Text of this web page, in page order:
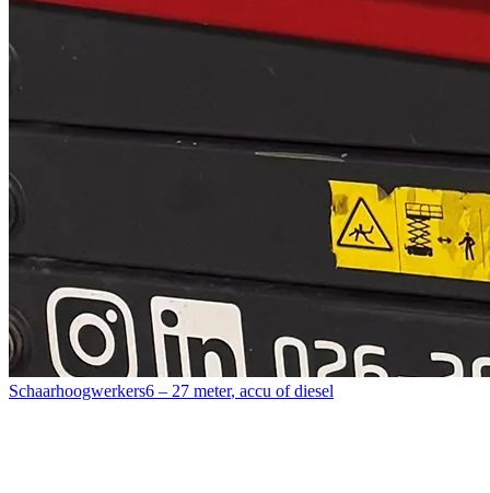
Schaarhoogwerkers6 – 27 meter, accu of diesel